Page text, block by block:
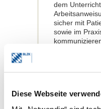
Diese Webseite
dem
sicher mit
sowie im
Die BLZK